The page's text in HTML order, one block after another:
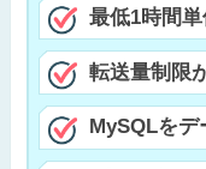
最低1時間
転送量制限
MySQLを